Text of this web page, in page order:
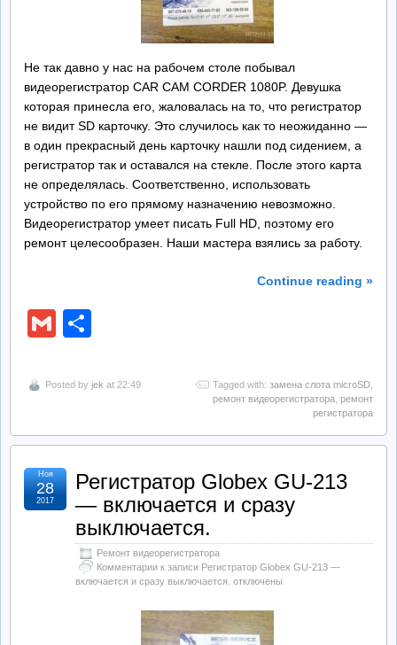
Не так давно у нас на рабочем столе побывал
видеорегистратор CAR CAM CORDER 1080P. Девушка
которая принесла его, жаловалась на то, что регистратор
не видит SD карточку. Это случилось как то неожиданно —
в один прекрасный день карточку нашли под сидением, а
регистратор так и оставался на стекле. После этого карта
не определялась. Соответственно, использовать
устройство по его прямому назначению невозможно.
Видеорегистратор умеет писать Full HD, поэтому его
ремонт целесообразен. Наши мастера взялись за работу.
Continue reading »
Gmail
Posted by jek at 22:49 Tagged with: замена слота microSD
ремонт видеорегистратора ремонт
регистратора
Регистратор Globex GU-213
— включается и сразу
выключается.
Ремонт видеорегистратора
Комментарии к записи Регистратор Globex GU-213 —
включается и сразу выключается. отключены
Ноя
28
2017